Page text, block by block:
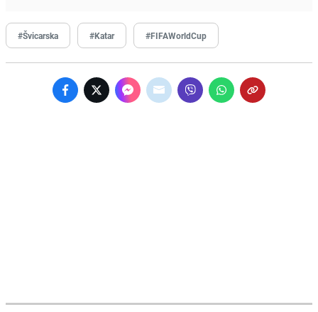
#Švicarska #Katar #FIFAWorldCup